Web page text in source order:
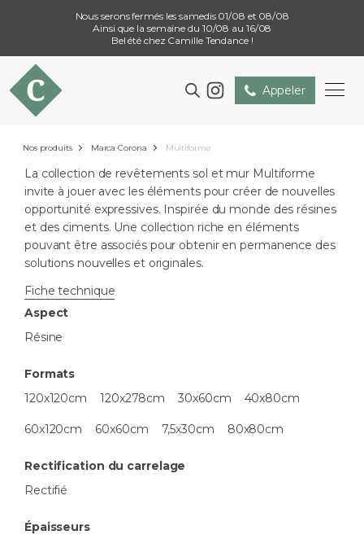
Nous serons fermés les samedis 01/08 et 08/08
Ainsi que la semaine du 10/08 au 16/08
Bel été chez Camille Tendance !
Appeler
Nos produits Marca Corona Multiforme
La collection de revêtements sol et mur Multiforme
invite à jouer avec les éléments pour créer de nouvelles
opportunité expressives. Inspirée du monde des résines
et des ciments. Une collection riche en éléments
pouvant être associés pour obtenir en permanence des
solutions nouvelles et originales.
Fiche technique
Aspect
Résine
Formats
120x120cm
120x278cm 30x60cm 40x80cm
60x120cm 60x60cm 7,5x30cm 80x80cm
Rectification du carrelage
Rectifié
Épaisseurs